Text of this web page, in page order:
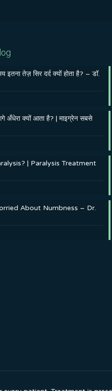
इतना तेज़ सिर दर्द क्यों होता है? – डॉ.
क्यों आता है? | माइग्रेन सबसे
| Paralysis Treatment
About Numbness – Dr.